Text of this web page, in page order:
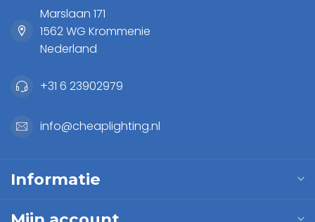
Marslaan 171
1562 WG Krommenie
Nederland
+31 6 23902979
info@cheaplighting.nl
Informatie